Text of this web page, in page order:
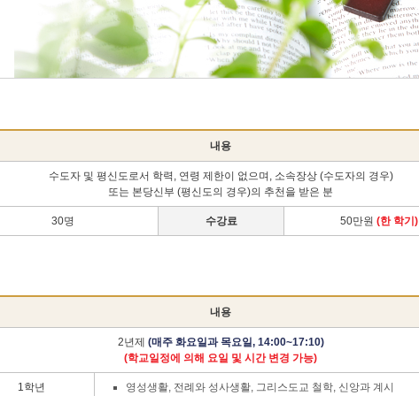
내용
수도자 및 평신도로서 학력, 연령 제한이 없으며, 소속장상 (수도자의 경우)
또는 본당신부 (평신도의 경우)의 추천을 받은 분
30명 수강료 50만원 (한 학기)
내용
2년제 (매주 화요일과 목요일, 14:00~17:10)
(학교일정에 의해 요일 및 시간 변경 가능)
1학년 영성생활, 전례와 성사생활, 그리스도교 철학, 신앙과 계시